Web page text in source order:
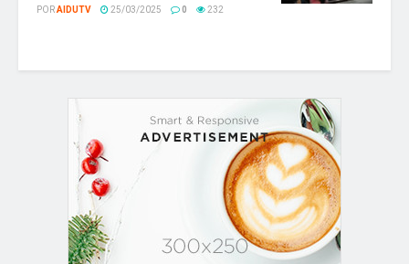
PORAIDUTV 25/03/2025 0 232